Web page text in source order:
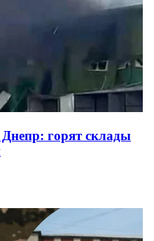
горят склады